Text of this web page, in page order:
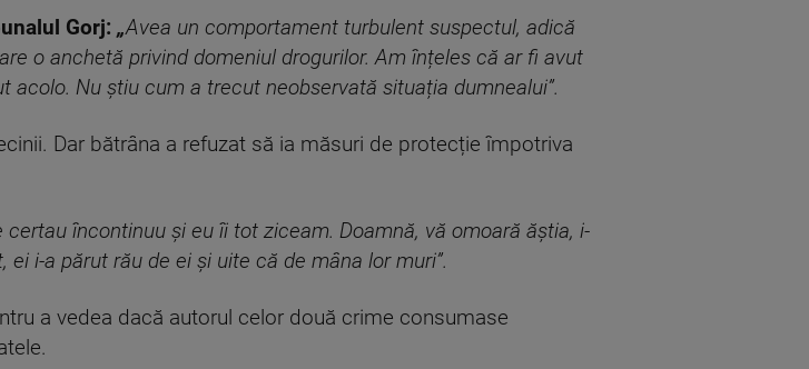
Gorj: „Avea un comportament turbulent suspectul, adică
o anchetă privind domeniul drogurilor. Am înțeles că ar fi avut
Nu știu cum a trecut neobservată situația dumnealui”.
Dar bătrâna a refuzat să ia măsuri de protecție împotriva
încontinuu și eu îi tot ziceam. Doamnă, vă omoară ăștia, i-
i-a părut rău de ei și uite că de mâna lor muri”.
a vedea dacă autorul celor două crime consumase